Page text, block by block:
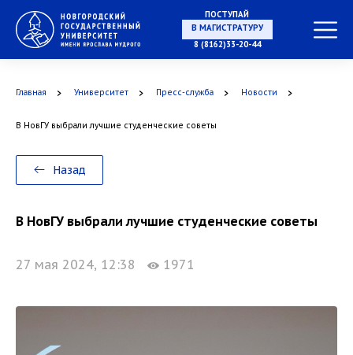
ПОСТУПАЙ
НА СПЕЦИАЛИТЕТ
В МАГИСТРАТУРУ
В АСПИРАНТУРУ
8 (8162)33-20-44
Главная Университет Пресс-служба Новости
В НовГУ выбрали лучшие студенческие советы
Назад
В НовГУ выбрали лучшие студенческие советы
27 мая 2024, 12:38 1971